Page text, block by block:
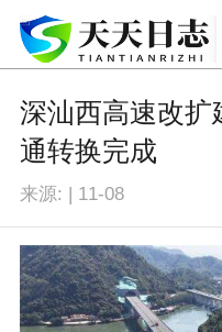
深汕西高速改扩
通转换完成
来源: | 11-08